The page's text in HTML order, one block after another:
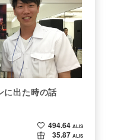
に出た時の話
494.64 ALIS
35.87 ALIS